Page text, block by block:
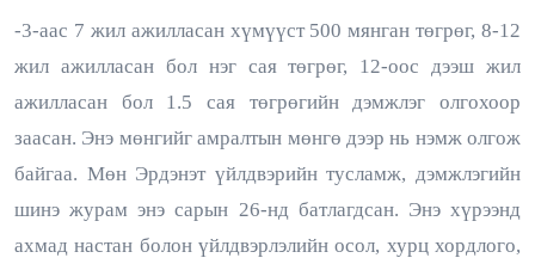
-3-аас 7 жил ажилласан хүмүүст 500 мянган төгрөг, 8-12
жил ажилласан бол нэг сая төгрөг, 12-оос дээш жил
ажилласан бол 1.5 сая төгрөгийн дэмжлэг олгохоор
заасан. Энэ мөнгийг амралтын мөнгө дээр нь нэмж олгож
байгаа. Мөн Эрдэнэт үйлдвэрийн тусламж, дэмжлэгийн
шинэ журам энэ сарын 26-нд батлагдсан. Энэ хүрээнд
ахмад настан болон үйлдвэрлэлийн осол, хурц хордлого,